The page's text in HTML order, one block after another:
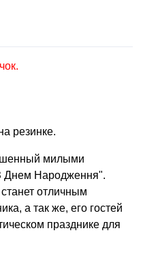
резинке.
милыми
Днем Народження".
отличным
а так же, его гостей
празднике для